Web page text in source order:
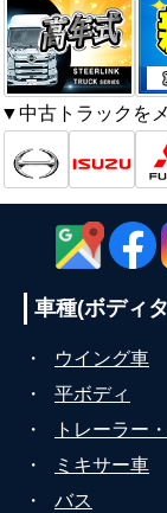
▼中古トラックを
車種(ボディ
・ ウイング車
・
平ボディ
・
トレーラー
・
ミキサー車
・
バス